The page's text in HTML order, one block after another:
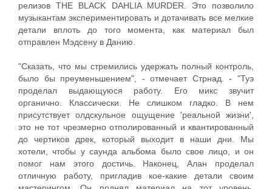
релизов THE BLACK DAHLIA MURDER. Это позволило
музыкантам экспериментировать и дотачивать все мелкие
детали вплоть до того момента, как материал был
отправлен Мэдсену в Данию.
"Сказать, что мы стремились удержать полный контроль,
было бы преуменьшением", - отмечает Стрнад. - "Туэ
проделал выдающуюся работу. Его микс звучит
органично. Классически. Не слишком гладко. В нем
присутствует олдскульное ощущение 'реальной жизни',
это не тот чрезмерно отполированный и квантированный
до чертиков дрек, который выходит в наши дни. Мы
хотели, чтобы у саунда альбома было свое лицо, и он
помог нам этого достичь. Наконец, Алан проделал
отличную работу, пригладив кое-какие детали своим